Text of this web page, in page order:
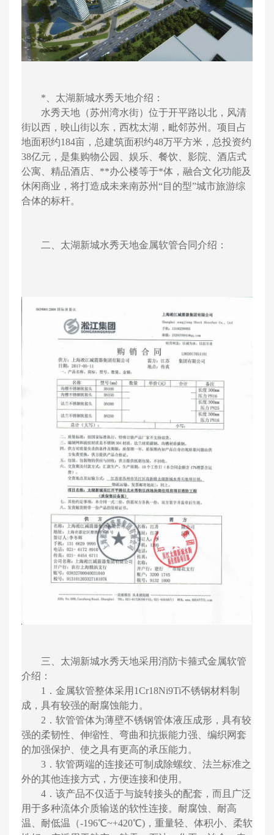
*、太湖新城水秀天地介绍：
水秀天地（苏州湾水街）位于开平路以北，风清
街以西，映山街以东，西枕太湖，毗邻苏州。项目占
地面积约184亩，总建筑面积约48万平方米，总投资约
38亿元，是集购物公园、娱乐、餐饮、影院、酒店式
公寓、精品酒店、**办公楼等于*体，融合文化功能及
休闲商业，将打造成未来南苏州“目的型”城市旅游综
合体的标杆。
二、太湖新城水秀天地金属软管合同介绍：
三、太湖新城水秀天地采用消防卡箍式金属软管
介绍：
1．金属软管整体采用1Cr18Ni9Ti不锈钢材料制
成，具有较强的耐腐蚀能力。
2．软管管体为薄壁不锈钢管体液压成形，具有较
强的柔韧性、伸缩性、弯曲和抗振能力强、编织网套
的加强保护、使之具有更高的承压能力。
3．软管两端的连接还可制成除螺纹、法兰标准之
外的其他连接方式，方便连接和使用。
4．该产品不仅适于与旋转接头的配套，而且广泛
用于多种流体介质输送的软性连接。耐腐蚀、耐高
温、耐低温（-196℃~+420℃)，重量轻、体积小、柔软